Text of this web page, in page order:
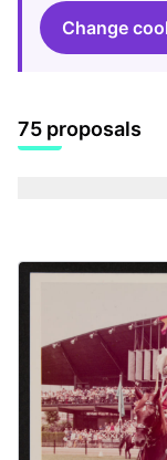
Change
75 proposals